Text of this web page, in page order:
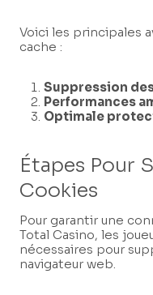
Voici les principales
cache :
Suppression
Performances
Optimale
Étapes Pour
Cookies
Pour garantir une
Total Casino, les
nécessaires pour
navigateur web.